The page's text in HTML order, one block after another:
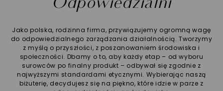
Odpowiedzialni
Jako polska, rodzinna firma, przywiązujemy ogromną wagę
do odpowiedzialnego zarządzania działalnością. Tworzymy
z myślą o przyszłości, z poszanowaniem środowiska i
społeczności. Dbamy o to, aby każdy etap – od wyboru
surowców po finalny produkt – odbywał się zgodnie z
najwyższymi standardami etycznymi. Wybierając naszą
biżuterię, decydujesz się na piękno, które idzie w parze z